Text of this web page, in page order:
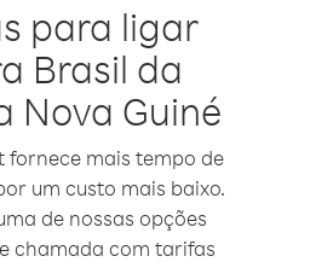
para ligar
Brasil da
Nova Guiné
fornece mais tempo de
um custo mais baixo.
de nossas opções
chamada com tarifas